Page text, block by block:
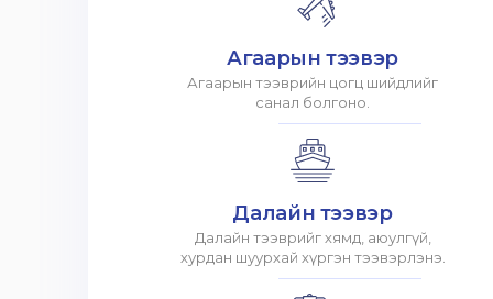
Агаарын тээвэр
Агаарын тээврийн цогц шийдлийг
санал болгоно.
Далайн тээвэр
Далайн тээврийг хямд, аюулгүй,
хурдан шуурхай хүргэн тээвэрлэнэ.